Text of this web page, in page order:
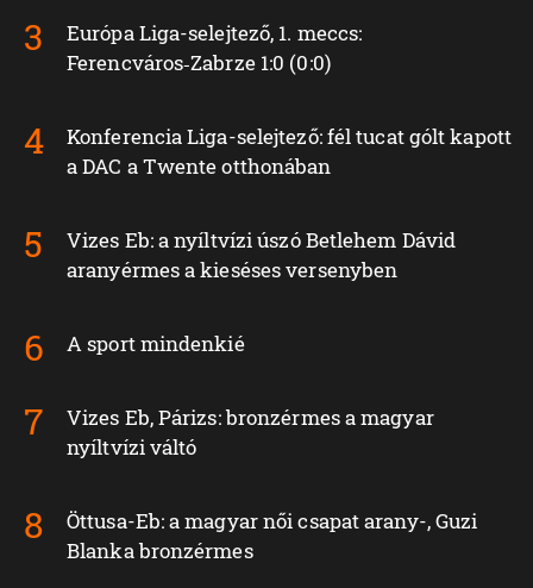
Európa Liga-selejtező, 1. meccs:
Ferencváros‑Zabrze 1:0 (0:0)
Konferencia Liga-selejtező: fél tucat gólt kapott
a DAC a Twente otthonában
Vizes Eb: a nyíltvízi úszó Betlehem Dávid
aranyérmes a kieséses versenyben
A sport mindenkié
Vizes Eb, Párizs: bronzérmes a magyar
nyíltvízi váltó
Öttusa-Eb: a magyar női csapat arany-, Guzi
Blanka bronzérmes